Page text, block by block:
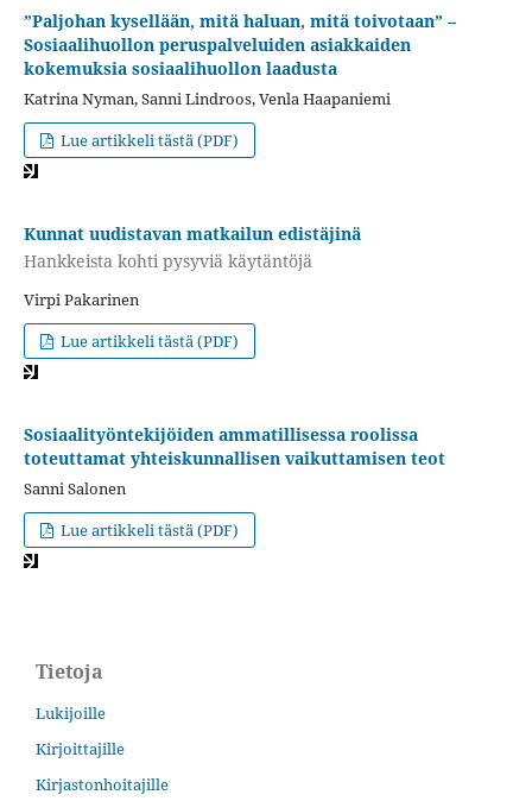
”Paljohan kysellään, mitä haluan, mitä toivotaan” –
Sosiaalihuollon peruspalveluiden asiakkaiden
kokemuksia sosiaalihuollon laadusta
Katrina Nyman, Sanni Lindroos, Venla Haapaniemi
Lue artikkeli tästä (PDF)
Kunnat uudistavan matkailun edistäjinä
Hankkeista kohti pysyviä käytäntöjä
Virpi Pakarinen
Lue artikkeli tästä (PDF)
Sosiaalityöntekijöiden ammatillisessa roolissa
toteuttamat yhteiskunnallisen vaikuttamisen teot
Sanni Salonen
Lue artikkeli tästä (PDF)
Tietoja
Lukijoille
Kirjoittajille
Kirjastonhoitajille